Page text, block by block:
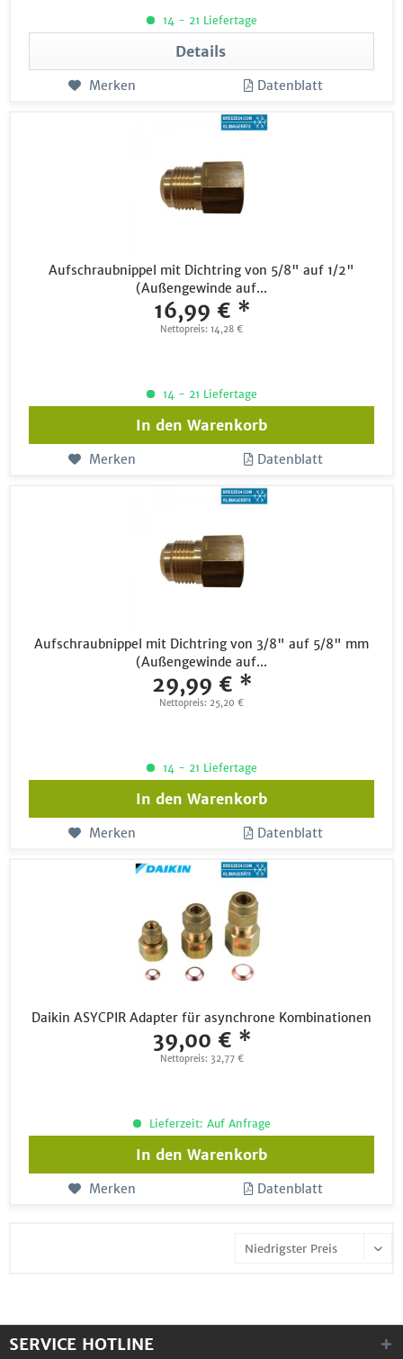
14 - 21 Liefertage
Details
Merken Datenblatt
Aufschraubnippel mit Dichtring von 5/8" auf 1/2"
(Außengewinde auf...
16,99 € *
Nettopreis: 14,28 €
14 - 21 Liefertage
In den Warenkorb
Merken Datenblatt
Aufschraubnippel mit Dichtring von 3/8" auf 5/8" mm
(Außengewinde auf...
29,99 € *
Nettopreis: 25,20 €
14 - 21 Liefertage
In den Warenkorb
Merken Datenblatt
Daikin ASYCPIR Adapter für asynchrone Kombinationen
39,00 € *
Nettopreis: 32,77 €
Lieferzeit: Auf Anfrage
In den Warenkorb
Merken Datenblatt
SERVICE HOTLINE